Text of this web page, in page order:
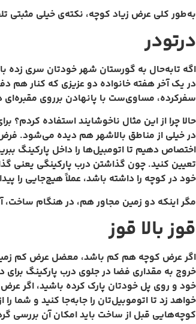
به‌طور کلی عرض زیاد کوچه، نکته‌ی خیلی مثبتی
درتودر
اگه تابه‌حال به گورستان شهر خودتان سری
در یک آخر هفته‌ خانواده دو عزیزی که کنار هم
سفرکرده، مساوی‌ست با پانهادن برروی
حالا چرا از این مثال ناخوشایند استفاده
تعیین کنید. چون گذاشتن درب پارکینگی یعنی
خود در کوچه را داشته باشد، عملاً هیچ‌جایی را پیدا
مگر اینکه دو زمین مجاور هم، در هنگام ساخت، آن قسمت 2 متری را کنار هم قرار دهند، که تبدیل به یک خط عرضی 4 متری شود و حداقل یک
قوز بالا قوز
اگر عرض کوچه هم کم باشد، معضل عرض کم زمین
خروج به مقداری فضا در جلوی درب پارکینگ
خود و روی پل خودتان پارک کرده باشید، اگر
خواهد زد تا اتوموبیل‌تان را جا‌به‌جا کنید و
کوچه‌هایی قبل از ساخت باید امکان آن بررسی